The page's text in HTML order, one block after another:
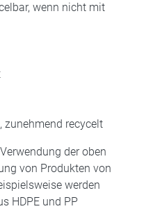
wenn nicht mit
zunehmend recycelt
der oben
von Produkten von
werden
HDPE und PP